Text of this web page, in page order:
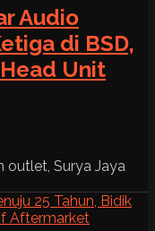
Audio
di BSD,
Unit
outlet, Surya Jaya